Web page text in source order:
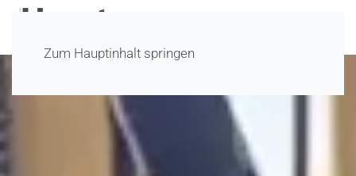
Zum Hauptinhalt springen